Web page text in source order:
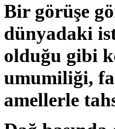
Bir görüşe
dünyadaki
olduğu gibi
umumiliği,
amellerle